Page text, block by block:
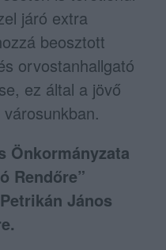
járó extra
beosztott
orvostanhallgató
ez által a jövő
Önkormányzata
Rendőre”
János